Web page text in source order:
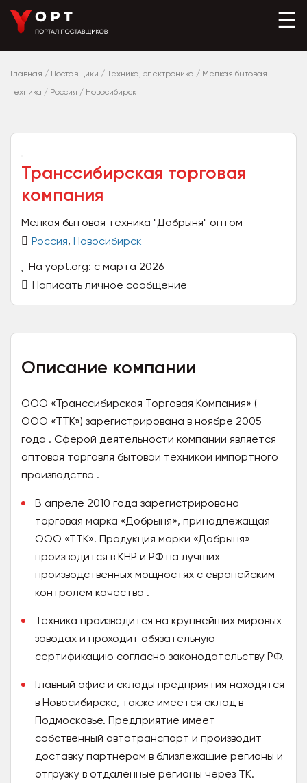
☰
Главная / Поставщики / Техника, электроника / Мелкая бытовая
техника / Россия / Новосибирск
Транссибирская торговая
компания
Мелкая бытовая техника "Добрыня" оптом
Россия, Новосибирск
На yopt.org: с марта 2026
Написать личное сообщение
Описание компании
ООО «Транссибирская Торговая Компания» (
ООО «ТТК») зарегистрирована в ноябре 2005
года . Сферой деятельности компании является
оптовая торговля бытовой техникой импортного
производства .
В апреле 2010 года зарегистрирована
торговая марка «Добрыня», принадлежащая
ООО «ТТК». Продукция марки «Добрыня»
производится в КНР и РФ на лучших
производственных мощностях с европейским
контролем качества .
Техника производится на крупнейших мировых
заводах и проходит обязательную
сертификацию согласно законодательству РФ.
Главный офис и склады предприятия находятся
в Новосибирске, также имеется склад в
Подмосковье. Предприятие имеет
собственный автотранспорт и производит
доставку партнерам в близлежащие регионы и
отгрузку в отдаленные регионы через ТК.